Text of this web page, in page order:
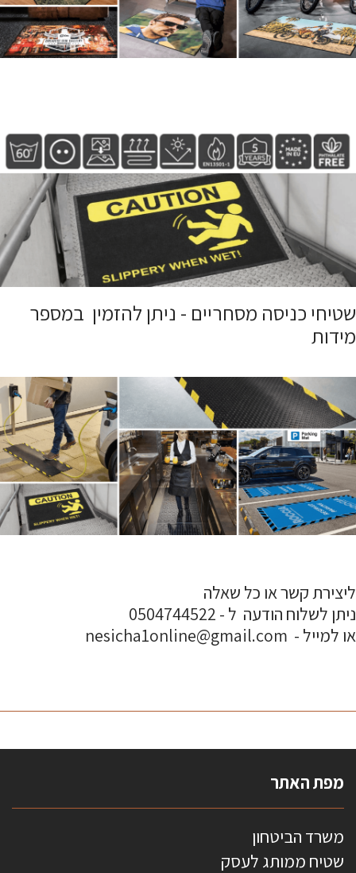
שטיחי כניסה מסחריים - ניתן להזמין במספר
מידות
ליצירת קשר או כל שאלה
ניתן לשלוח הודעה ל - 0504744522
או למייל - nesicha1online@gmail.com
מפת האתר
משרד הביטחון
שטיח ממותג לעסק